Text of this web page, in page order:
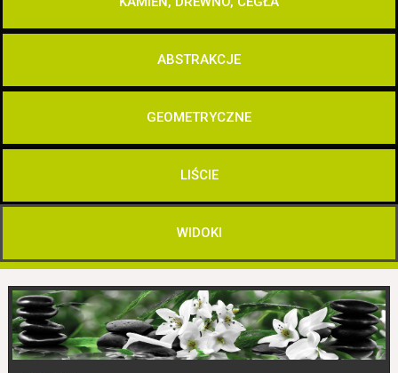
ABSTRAKCJE
GEOMETRYCZNE
LIŚCIE
WIDOKI